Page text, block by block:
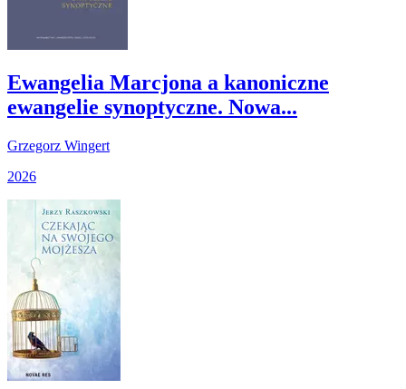
Ewangelia Marcjona a kanoniczne
ewangelie synoptyczne. Nowa...
Grzegorz Wingert
2026